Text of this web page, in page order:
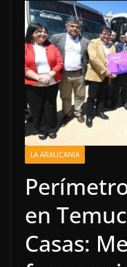
LA ARAUCANIA
en
Casas: